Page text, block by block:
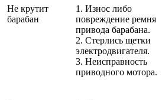
Не крутит
барабан
1. Износ либо
повреждение ремня
привода барабана.
2. Стерлись щетки
электродвигателя.
3. Неисправность
приводного мотора.